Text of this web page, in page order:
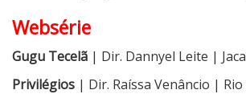
Websérie
Gugu Tecelã | Dir. Dannyel Leite |
Privilégios | Dir. Raíssa Venâncio | Rio